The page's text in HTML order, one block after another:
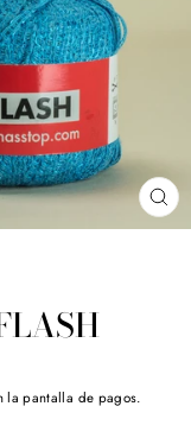
la pantalla de pagos.